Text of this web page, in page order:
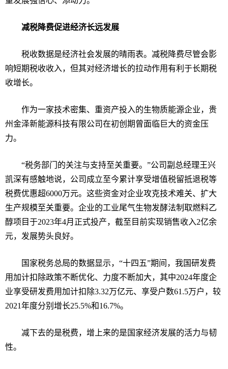
减税降费促进经济长远发展
税收数据是经济社会发展的晴雨表。减税降费尽管会影
响短期税收收入，但其对经济增长的拉动作用有利于长期税
收增长。
作为一家技术密集、重资产投入的生物质能源企业，贵
州金泽新能源科技有限公司在初创期曾面临巨大的资金压
力。
“税务部门的关注与支持至关重要。”公司副总经理王兴
凯深有感触地说，公司成立至今累计享受增值税留抵退税等
税费优惠超6000万元。这些资金对企业攻克技术难关、扩大
生产规模至关重要。企业的工业尾气生物发酵法制取燃料乙
醇项目于2023年4月正式投产，截至目前实现销售收入2亿余
元，发展势头良好。
国家税务总局的数据显示，“十四五”期间，我国研发费
用加计扣除政策不断优化、力度不断加大，其中2024年度企
业享受研发费用加计扣除3.32万亿元、享受户数61.5万户，较
2021年度分别增长25.5%和16.7%。
减下去的是税费，增上来的是国家经济发展的活力与韧
性。